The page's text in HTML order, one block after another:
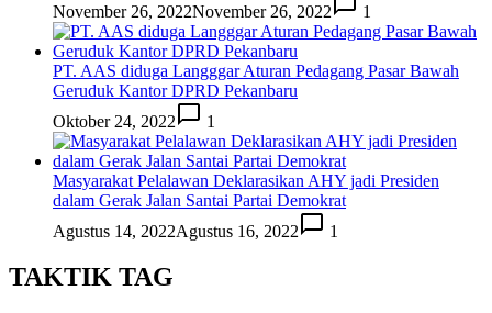
November 26, 2022November 26, 2022 1
PT. AAS diduga Langggar Aturan Pedagang Pasar Bawah
Geruduk Kantor DPRD Pekanbaru
Oktober 24, 2022
1
Masyarakat Pelalawan Deklarasikan AHY jadi Presiden
dalam Gerak Jalan Santai Partai Demokrat
Agustus 14, 2022Agustus 16, 2022 1
TAKTIK TAG